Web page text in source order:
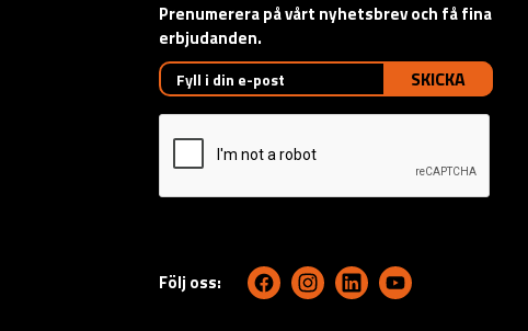
Prenumerera på vårt nyhetsbrev och få fina
erbjudanden.
SKICKA
Följ oss: